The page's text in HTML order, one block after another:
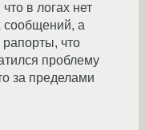
в логах нет
сообщений, а
что
проблему
за пределами